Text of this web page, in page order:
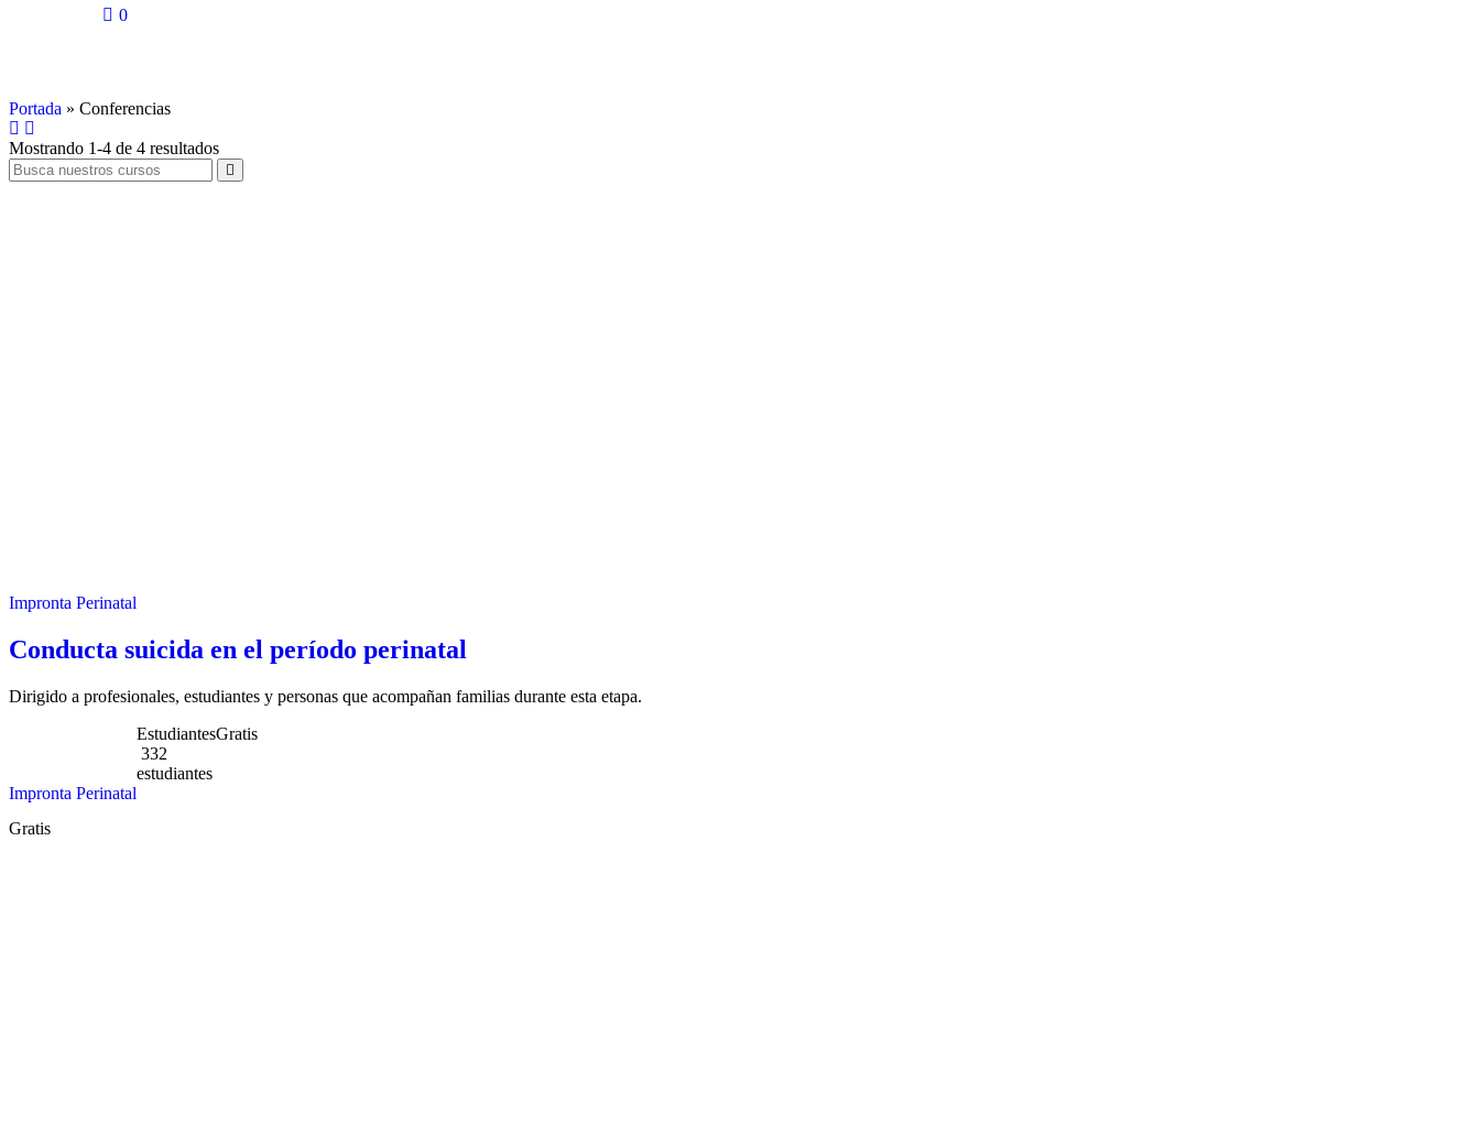
0
Portada » Conferencias
Mostrando 1-4 de 4 resultados
Impronta Perinatal
Conducta suicida en el período perinatal
Dirigido a profesionales, estudiantes y personas que acompañan familias durante esta etapa.
Impronta Perinatal
Estudiantes
332
estudiantes
Gratis
Gratis